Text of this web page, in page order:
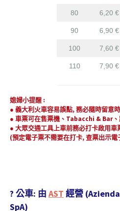
80 6,20 €
90 6,90 €
100 7,60 €
110 7,90 €
媳婦小提醒 :
● 義大利火車容易誤點, 務必隨時留意
● 車票可在售票機、Tabacchi & Bar
● 大眾交通工具上車前務必打卡啟用車
(預定電子票不需要在打卡, 查票出示電
? 公車: 由 AST 經營
SpA)